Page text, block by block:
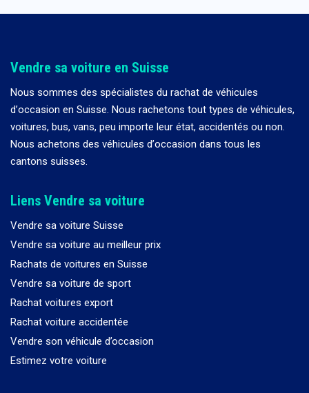
Vendre sa voiture en Suisse
Nous sommes des spécialistes du rachat de véhicules
d’occasion en Suisse. Nous rachetons tout types de véhicules,
voitures, bus, vans, peu importe leur état, accidentés ou non.
Nous achetons des véhicules d’occasion dans tous les
cantons suisses.
Liens Vendre sa voiture
Vendre sa voiture Suisse
Vendre sa voiture au meilleur prix
Rachats de voitures en Suisse
Vendre sa voiture de sport
Rachat voitures export
Rachat voiture accidentée
Vendre son véhicule d’occasion
Estimez votre voiture